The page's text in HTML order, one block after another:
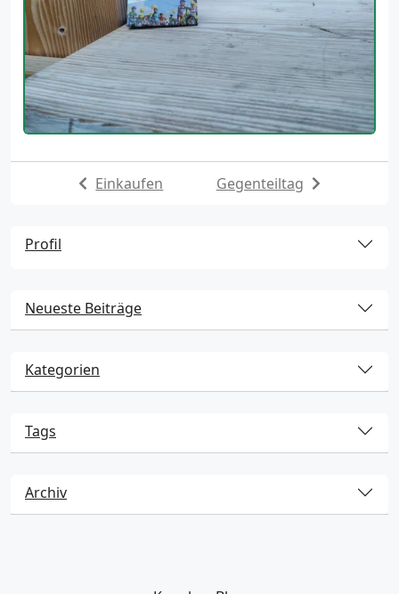
Einkaufen Gegenteiltag
Profil
Neueste Beiträge
Kategorien
Tags
Archiv